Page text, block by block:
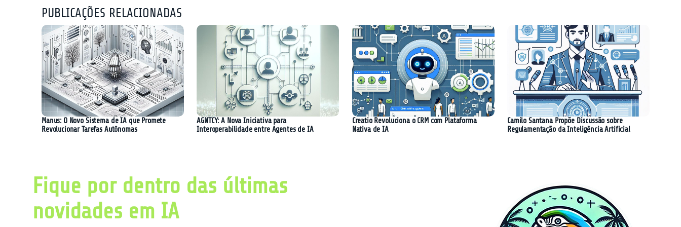
PUBLICAÇÕES RELACIONADAS
Manus: O Novo Sistema de IA que Promete
Revolucionar Tarefas Autônomas
AGNTCY: A Nova Iniciativa para
Interoperabilidade entre Agentes de IA
Creatio Revoluciona o CRM com Plataforma
Nativa de IA
Camilo Santana Propõe Discussão sobre
Regulamentação da Inteligência Artificial
Fique por dentro das últimas
novidades em IA